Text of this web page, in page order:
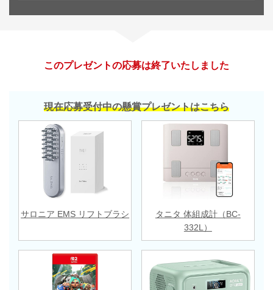
このプレゼントの応募は終了いたしました
現在応募受付中の懸賞プレゼントはこちら
サロニア EMS リフトブラシ
タニタ 体組成計（BC-
332L）